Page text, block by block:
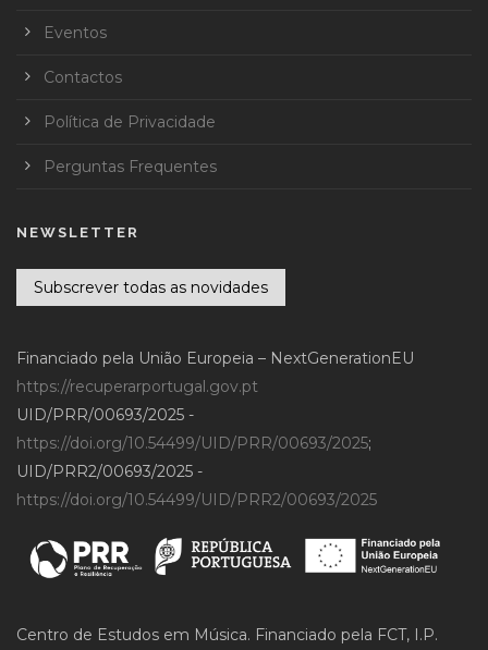
Eventos
Contactos
Política de Privacidade
Perguntas Frequentes
NEWSLETTER
Subscrever todas as novidades
Financiado pela União Europeia – NextGenerationEU
https://recuperarportugal.gov.pt
UID/PRR/00693/2025 -
https://doi.org/10.54499/UID/PRR/00693/2025;
UID/PRR2/00693/2025 -
https://doi.org/10.54499/UID/PRR2/00693/2025
Centro de Estudos em Música. Financiado pela FCT, I.P.